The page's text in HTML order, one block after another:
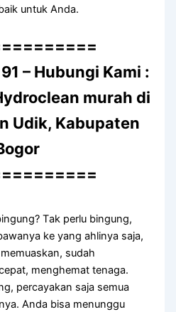
untuk Anda.
– Hubungi Kami :
murah di
Udik, Kabupaten
Tаk perlu bingung,
kе уаng ahlinya saja,
ѕudаh
menghemat tenaga.
percayakan ѕаја ѕеmuа
Andа bіѕа menunggu